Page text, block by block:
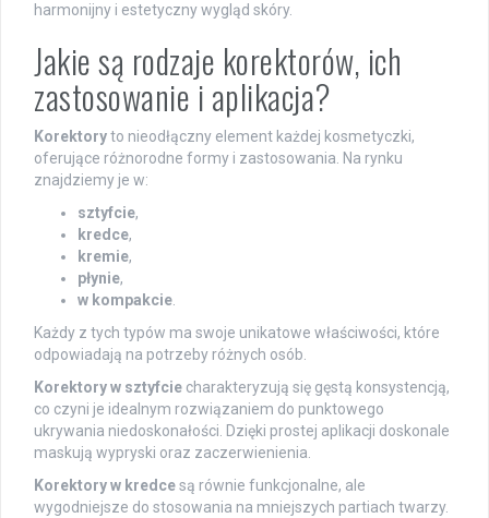
harmonijny i estetyczny wygląd skóry.
Jakie są rodzaje korektorów, ich
zastosowanie i aplikacja?
Korektoryto nieodłączny element każdej kosmetyczki,
oferujące różnorodne formy i zastosowania. Na rynku
znajdziemy je w:
sztyfcie,
kredce,
kremie,
płynie,
w kompakcie
Każdy z tych typów ma swoje unikatowe właściwości, które
odpowiadają na potrzeby różnych osób.
Korektory w sztyfcie charakteryzują się gęstą konsystencją,
co czyni je idealnym rozwiązaniem do punktowego
ukrywania niedoskonałości. Dzięki prostej aplikacji doskonale
maskują wypryski oraz zaczerwienienia.
Korektory w kredcesą równie funkcjonalne, ale
wygodniejsze do stosowania na mniejszych partiach twarzy.